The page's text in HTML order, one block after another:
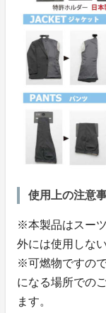
使用上の注意
※本製品はスー
外には使用しな
※可燃物ですの
になる場所での
ます。